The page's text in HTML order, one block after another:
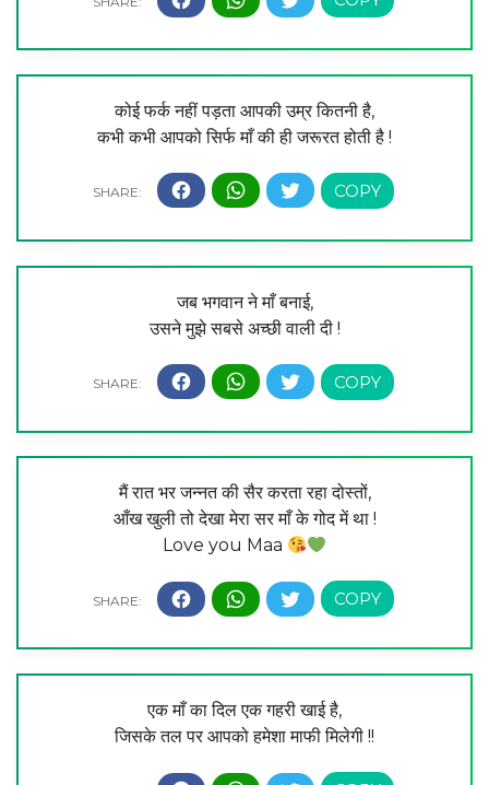
कोई फर्क नहीं पड़ता आपकी उम्र कितनी है,
कभी कभी आपको सिर्फ माँ की ही जरूरत होती है !
जब भगवान ने माँ बनाई,
उसने मुझे सबसे अच्छी वाली दी !
मैं रात भर जन्नत की सैर करता रहा दोस्तों,
आँख खुली तो देखा मेरा सर माँ के गोद में था !
Love you Maa
एक माँ का दिल एक गहरी खाई है,
जिसके तल पर आपको हमेशा माफी मिलेगी !!